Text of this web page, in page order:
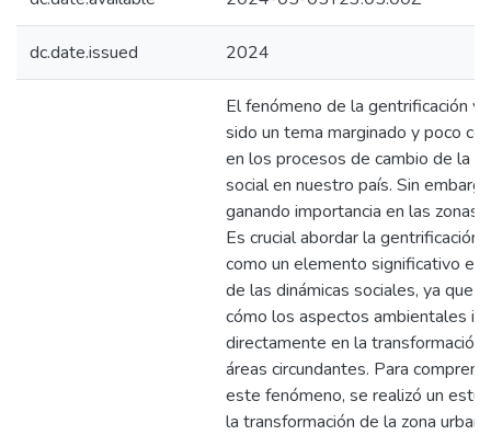
dc.date.issued 2024
El fenómeno de la gentrificación
sido un tema marginado y poco
en los procesos de cambio de la
social en nuestro país. Sin
ganando importancia en las zonas
Es crucial abordar la gentrificación
como un elemento significativo en
de las dinámicas sociales, ya que
cómo los aspectos ambientales
directamente en la transformación
áreas circundantes. Para
este fenómeno, se realizó un
la transformación de la zona